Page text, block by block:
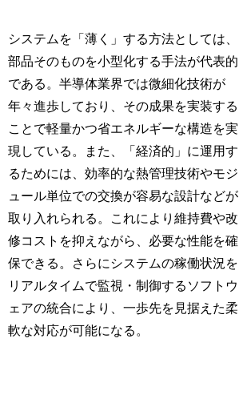
システムを「薄く」する方法としては、
部品そのものを小型化する手法が代表的
である。半導体業界では微細化技術が
年々進歩しており、その成果を実装する
ことで軽量かつ省エネルギーな構造を実
現している。また、「経済的」に運用す
るためには、効率的な熱管理技術やモジ
ュール単位での交換が容易な設計などが
取り入れられる。これにより維持費や改
修コストを抑えながら、必要な性能を確
保できる。さらにシステムの稼働状況を
リアルタイムで監視・制御するソフトウ
ェアの統合により、一歩先を見据えた柔
軟な対応が可能になる。